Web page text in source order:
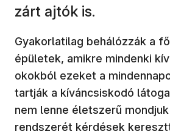
zárt ajtók is.
Gyakorlatilag behálózzák a
épületek, amikre mindenki
okokból ezeket a
tartják a kíváncsiskodó
nem lenne életszerű mondjuk
rendszerét kérdések